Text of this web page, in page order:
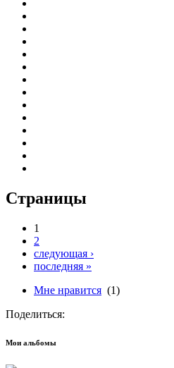
Страницы
1
2
следующая ›
последняя »
Мне нравится (1)
Поделиться:
Мои альбомы